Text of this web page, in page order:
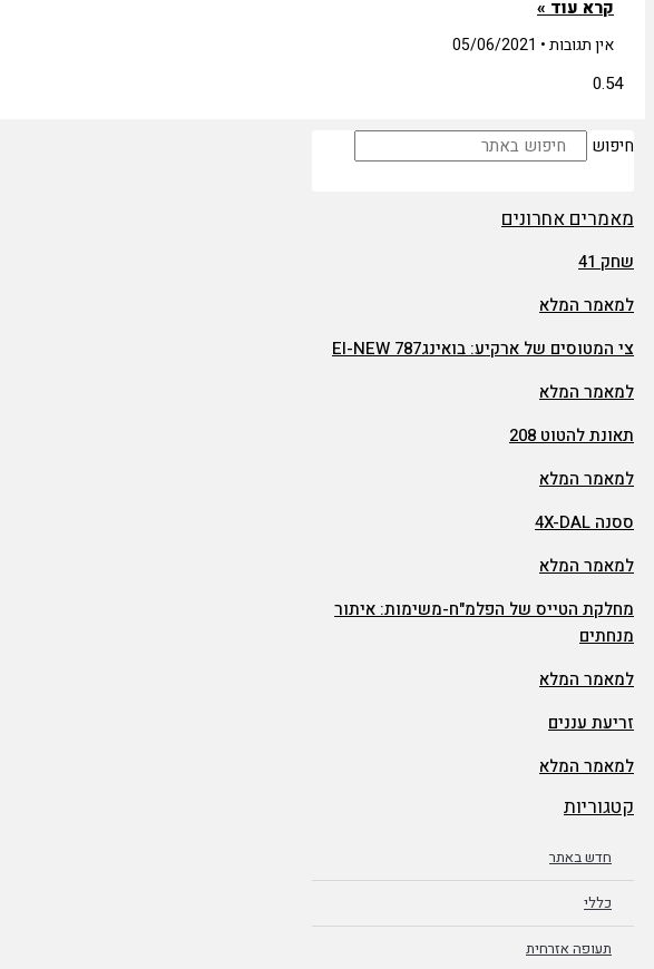
קרא עוד »
אין תגובות
חיפוש
מאמרים אחרונים
שחק 41
למאמר המלא
צי המטוסים של ארקיע: בואינג787 EI-NEW
למאמר המלא
תאונת להטוט 208
למאמר המלא
ססנה 4X-DAL
למאמר המלא
מחלקת הטייס של הפלמ"ח-משימות: איתור
מנחתים
למאמר המלא
זריעת עננים
למאמר המלא
קטגוריות
חדש באתר
כללי
תעופה אזרחית